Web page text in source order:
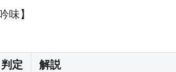
味】
判定 解説